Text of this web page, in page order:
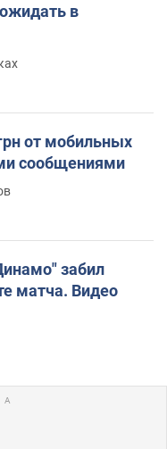
в
от мобильных
сообщениями
забил
матча. Видео